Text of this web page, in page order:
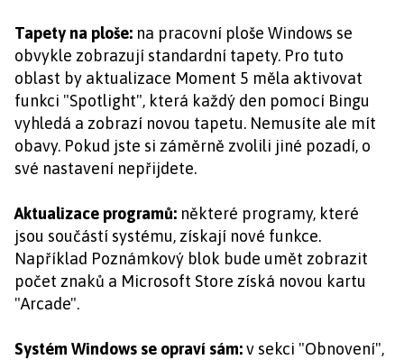
Tapety na ploše: na pracovní ploše Windows se
obvykle zobrazují standardní tapety. Pro tuto
oblast by aktualizace Moment 5 měla aktivovat
funkci "Spotlight", která každý den pomocí Bingu
vyhledá a zobrazí novou tapetu. Nemusíte ale mít
obavy. Pokud jste si záměrně zvolili jiné pozadí, o
své nastavení nepřijdete.
Aktualizace programů: některé programy, které
jsou součástí systému, získají nové funkce.
Například Poznámkový blok bude umět zobrazit
počet znaků a Microsoft Store získá novou kartu
"Arcade".
Systém Windows se opraví sám:v sekci "Obnovení",